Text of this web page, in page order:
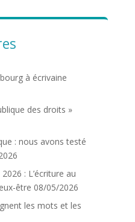
à écrivaine
des droits »
: nous avons testé
: L’écriture au
être 08/05/2026
les mots et les